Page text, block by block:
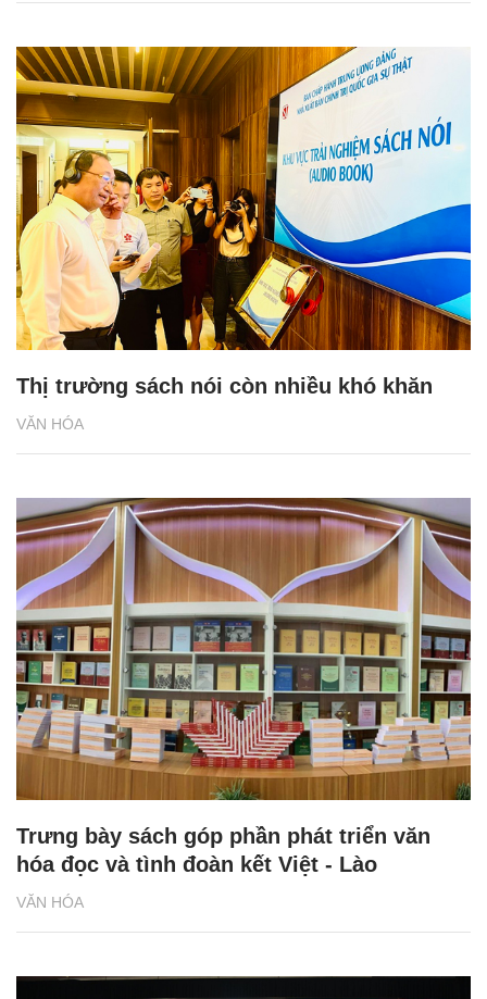
VĂN HÓA
Thị trường sách nói còn nhiều khó khăn
VĂN HÓA
Trưng bày sách góp phần phát triển văn
hóa đọc và tình đoàn kết Việt - Lào